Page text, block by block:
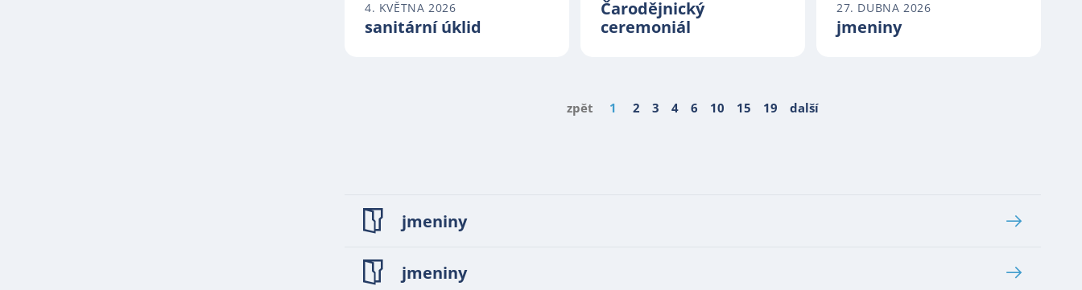
4. KVĚTNA 2026
sanitární úklid
Čarodějnický
ceremoniál
27. DUBNA 2026
jmeniny
zpět 1 2 3 4 6 10 15 19 další
jmeniny
jmeniny